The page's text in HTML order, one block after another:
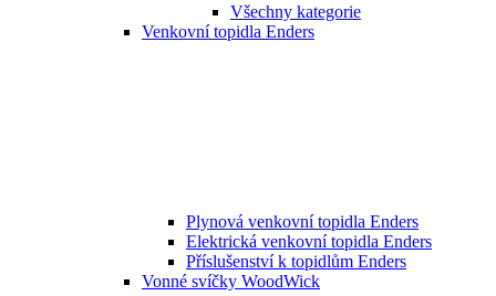
Všechny kategorie
Venkovní topidla Enders
Plynová venkovní topidla Enders
Elektrická venkovní topidla Enders
Příslušenství k topidlům Enders
Vonné svíčky WoodWick